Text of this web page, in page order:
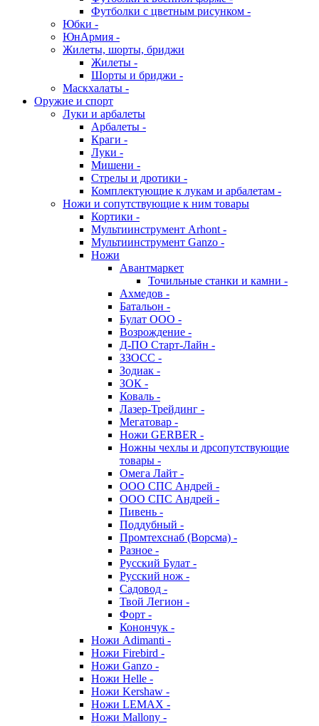
Футболки с цветным рисунком -
Юбки -
ЮнАрмия -
Жилеты, шорты, бриджи
Жилеты -
Шорты и бриджи -
Маскхалаты -
Оружие и спорт
Луки и арбалеты
Арбалеты -
Краги -
Луки -
Мишени -
Стрелы и дротики -
Комплектующие к лукам и арбалетам -
Ножи и сопутствующие к ним товары
Кортики -
Мультиинструмент Arhont -
Мультиинструмент Ganzo -
Ножи
Авантмаркет
Точильные станки и камни -
Ахмедов -
Батальон -
Булат ООО -
Возрождение -
Д-ПО Старт-Лайн -
ЗЗОСС -
Зодиак -
ЗОК -
Коваль -
Лазер-Трейдинг -
Мегатовар -
Ножи GERBER -
Ножны чехлы и дрсопутствующие
товары -
Омега Лайт -
ООО СПС Андрей -
ООО СПС Андрей -
Пивень -
Поддубный -
Промтехснаб (Ворсма) -
Разное -
Русский Булат -
Русский нож -
Садовод -
Твой Легион -
Форт -
Конончук -
Ножи Adimanti -
Ножи Firebird -
Ножи Ganzo -
Ножи Helle -
Ножи Kershaw -
Ножи LEMAX -
Ножи Mallony -